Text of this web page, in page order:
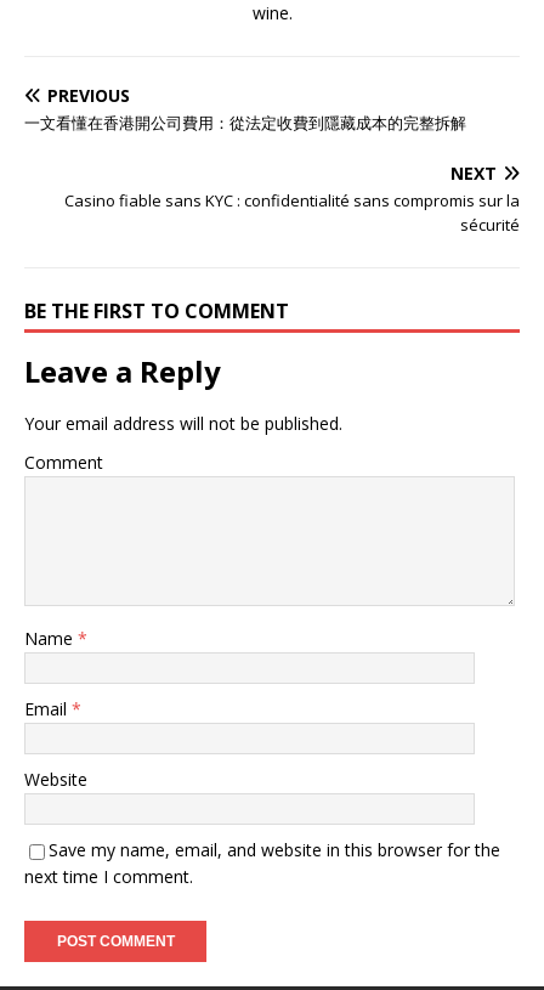
wine.
PREVIOUS
一文看懂在香港開公司費用：從法定收費到隱藏成本的完整拆解
NEXT
Casino fiable sans KYC : confidentialité sans compromis sur la
sécurité
BE THE FIRST TO COMMENT
Leave a Reply
Your email address will not be published.
Comment
Name *
Email *
Website
Save my name, email, and website in this browser for the
next time I comment.